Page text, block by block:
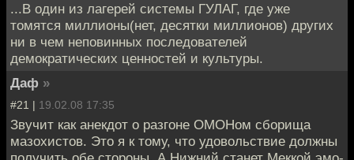
...В один из лагерей системы ГУЛАГ, где уже
томятся миллионы(нет, десятки миллионов) других
ни в чем неповинных последователей
демократических ценностей и культуры.
Даф »
#21 | 19.02.08 17:35
Звучит как анекдот о разгоне ОМОНом сборища
мазохистов. Это я к тому, что удовольствие должны